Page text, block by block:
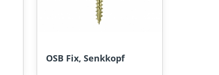
OSB Fix, Senkkopf